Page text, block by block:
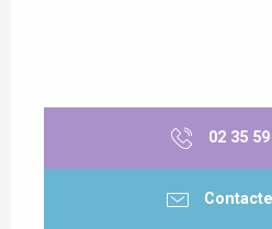
02 35